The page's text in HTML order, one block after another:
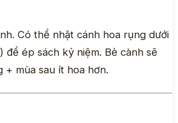
Có thể nhặt cánh hoa rụng dưới
để ép sách kỷ niệm. Bẻ cành sẽ
+ mùa sau ít hoa hơn.